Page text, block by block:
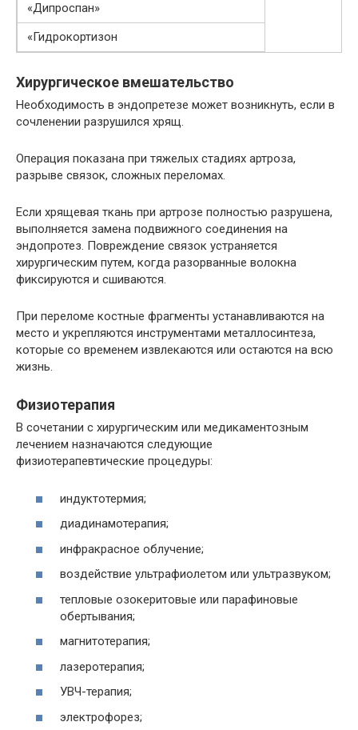
«Дипроспан»
«Гидрокортизон
Хирургическое вмешательство
Необходимость в эндопретезе может возникнуть, если в
сочленении разрушился хрящ.
Операция показана при тяжелых стадиях артроза,
разрыве связок, сложных переломах.
Если хрящевая ткань при артрозе полностью разрушена,
выполняется замена подвижного соединения на
эндопротез. Повреждение связок устраняется
хирургическим путем, когда разорванные волокна
фиксируются и сшиваются.
При переломе костные фрагменты устанавливаются на
место и укрепляются инструментами металлосинтеза,
которые со временем извлекаются или остаются на всю
жизнь.
Физиотерапия
В сочетании с хирургическим или медикаментозным
лечением назначаются следующие
физиотерапевтические процедуры:
индуктотермия;
диадинамотерапия;
инфракрасное облучение;
воздействие ультрафиолетом или ультразвуком;
тепловые озокеритовые или парафиновые
обертывания;
магнитотерапия;
лазеротерапия;
УВЧ-терапия;
электрофорез;